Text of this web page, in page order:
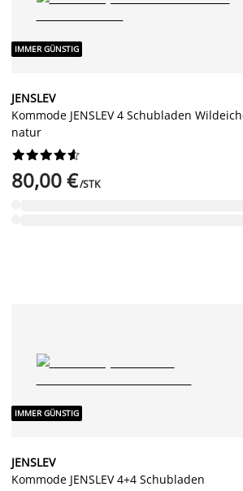
IMMER GÜNSTIG
JENSLEV
Kommode JENSLEV 4 Schubladen
natur






80,00 €/STK
IMMER GÜNSTIG
JENSLEV
Kommode JENSLEV 4+4 Schubladen